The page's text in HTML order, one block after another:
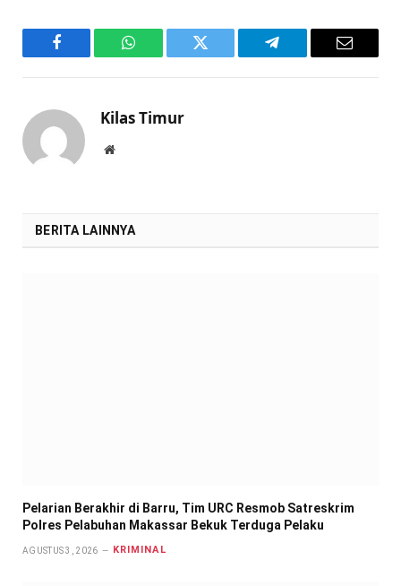
Facebook WhatsAppTwitter Telegram Email
Kilas Timur
Website
BERITA LAINNYA
Pelarian Berakhir di Barru, Tim URC Resmob Satreskrim
Polres Pelabuhan Makassar Bekuk Terduga Pelaku
AGUSTUS 3, 2026 KRIMINAL